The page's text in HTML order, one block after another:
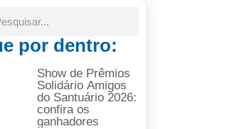
por dentro:
Show de Prêmios
Solidário Amigos
do Santuário 2026:
confira os
ganhadores